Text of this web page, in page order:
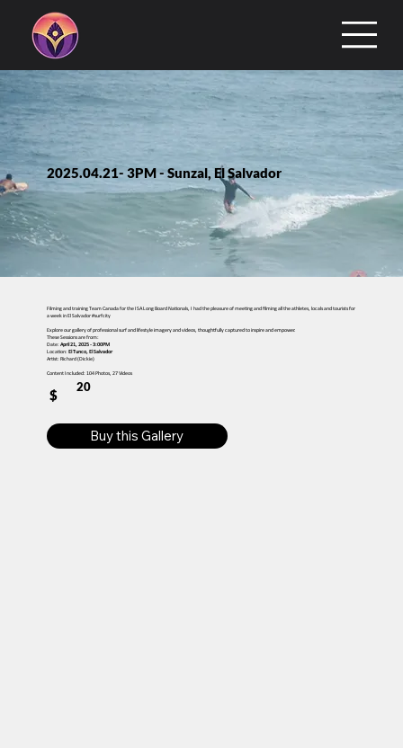
2025.04.21- 3PM - Sunzal, El Salvador
Filming and training Team Canada for the ISA Long Board Nationals, I had the pleasure of meeting and filming all the athletes, locals and tourists for
a week in El Salvador #surfcity
Explore our gallery of professional surf and lifestyle imagery and videos, thoughtfully captured to inspire and empower.
These Sessions are from:
Date: April 21, 2025 - 3:00PM
Location: El Tunco, El Salvador
Artist: Richard (Dickie)
Content Included: 104 Photos, 27 Videos
$
20
Buy this Gallery